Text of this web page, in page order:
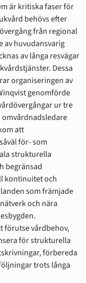
är kritiska faser för
behövs efter
från regional
av huvudansvarig
av långa resvägar
Dessa
organiseringen av
genomförde
ur tre
att
för- som
strukturella
begränsad
kontinuitet och
som främjade
och nära
förutse vårdbehov,
för strukturella
förbereda
trots långa